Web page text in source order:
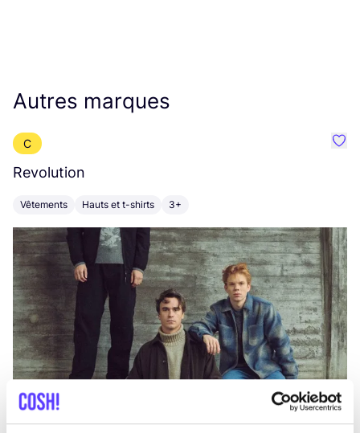
Autres marques
C
Revolution
Vêtements Hauts et t-shirts 3+